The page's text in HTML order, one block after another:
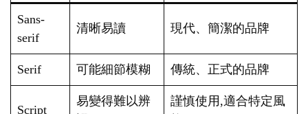
Sans-
serif
清晰易讀 現代、簡潔的品牌
Serif 可能細節模糊 傳統、正式的品牌
Script
易變得難以辨
謹慎使用,適合特定風